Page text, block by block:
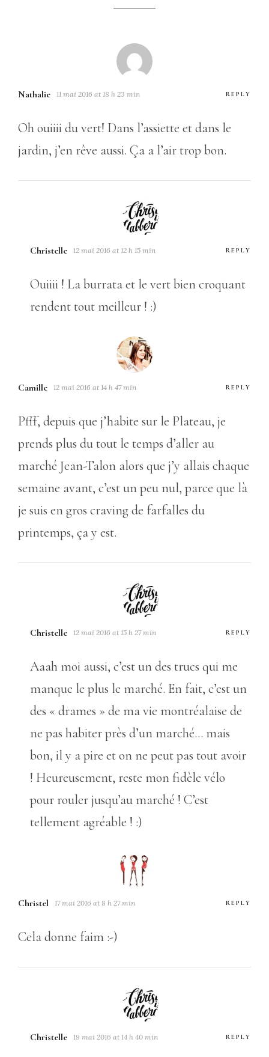
Nathalie 11 mai 2016 at 18 h 23 min REPLY
Oh ouiiii du vert! Dans l’assiette et dans le
jardin, j’en rêve aussi. Ça a l’air trop bon.
Christelle 12 mai 2016 at 12 h 15 min REPLY
Ouiiii ! La burrata et le vert bien croquant
rendent tout meilleur ! :)
Camille 12 mai 2016 at 14 h 47 min REPLY
Pfff, depuis que j’habite sur le Plateau, je
prends plus du tout le temps d’aller au
marché Jean-Talon alors que j’y allais chaque
semaine avant, c’est un peu nul, parce que là
je suis en gros craving de farfalles du
printemps, ça y est.
Christelle 12 mai 2016 at 15 h 27 min REPLY
Aaah moi aussi, c’est un des trucs qui me
manque le plus le marché. En fait, c’est un
des « drames » de ma vie montréalaise de
ne pas habiter près d’un marché… mais
bon, il y a pire et on ne peut pas tout avoir
! Heureusement, reste mon fidèle vélo
pour rouler jusqu’au marché ! C’est
tellement agréable ! :)
Christel 17 mai 2016 at 8 h 27 min REPLY
Cela donne faim :-)
Christelle 19 mai 2016 at 14 h 40 min REPLY